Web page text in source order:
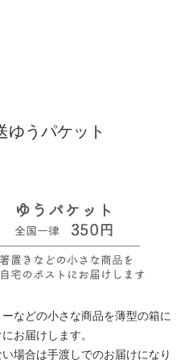
ゆうパケット
などの小さな商品を薄型の箱に
お届けします。
場合は手渡しでのお届けになり